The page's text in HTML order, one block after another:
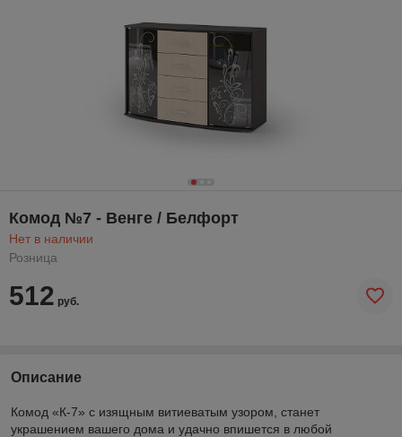
Комод №7 - Венге / Белфорт
Нет в наличии
Розница
512 руб.
Описание
Комод «К-7» с изящным витиеватым узором, станет
украшением вашего дома и удачно впишется в любой